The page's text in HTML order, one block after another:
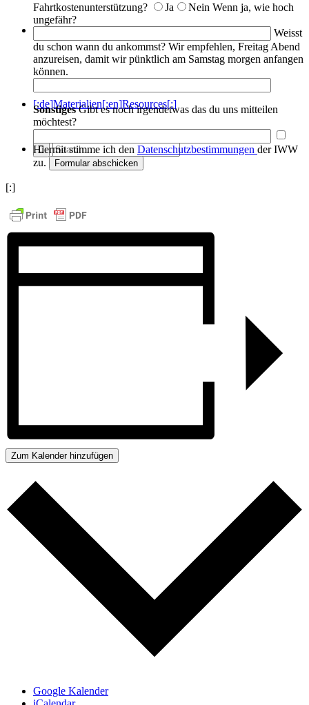
[:de]Kontakte[:en]Branches & Contacts[:]
[:de]Materialien[:en]Resources[:]
Fahrtkostenunterstützung?
Ja Nein Wenn ja, wie hoch
ungefähr?
Weisst
du schon wann du ankommst? Wir empfehlen, Freitag Abend
anzureisen, damit wir pünktlich am Samstag morgen anfangen
können.
Sonstiges Gibt es noch irgendetwas das du uns mitteilen
möchtest?
Hiermit stimme ich den Datenschutzbestimmungen der IWW
zu.
[:]
Zum Kalender hinzufügen
Google Kalender